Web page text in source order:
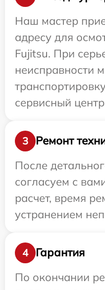
Наш мастер
адресу для
Fujitsu. При
неисправности
сервисный
3
Ремонт
После
согласуем с
расчет, время
устранением
4
Гарантия
По окончании